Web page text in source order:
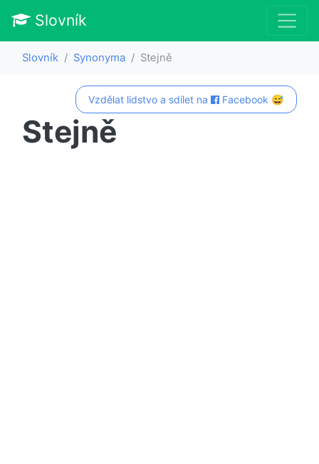
Slovník
Slovník Synonyma Stejně
Vzdělat lidstvo a sdílet na Facebook 😅
Stejně